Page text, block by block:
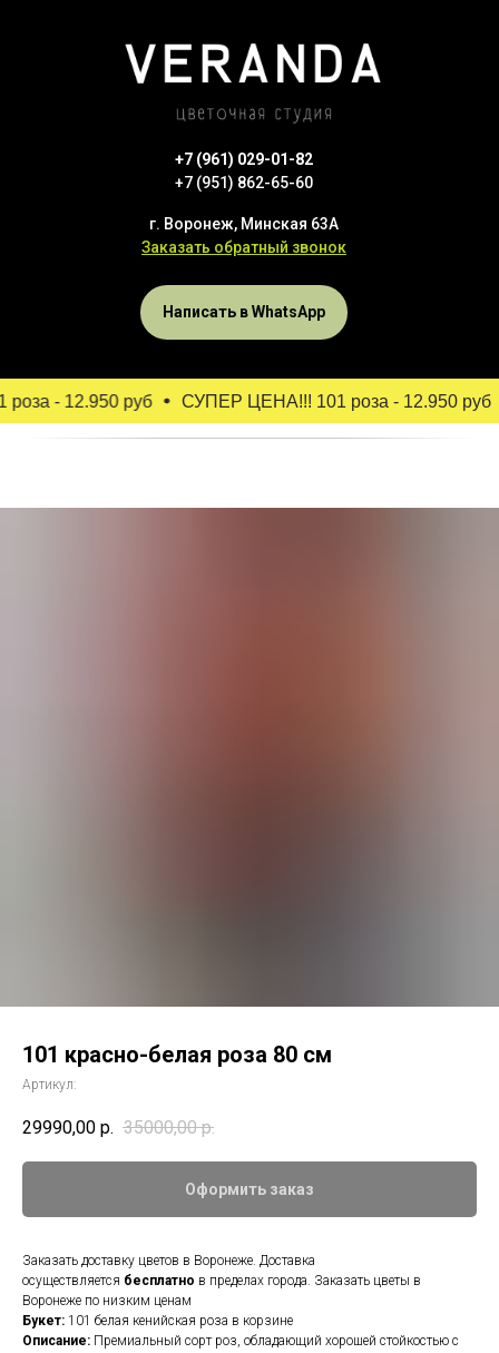
+7 (961) 029-01-82
+7 (951) 862-65-60
г. Воронеж, Минская 63А
Заказать обратный звонок
Написать в WhatsApp
- 12.950 руб СУПЕР ЦЕНА!!! 101 роза - 12.950 руб
101 красно-белая роза 80 см
Артикул:
29990,00 р. 35000,00 р.
Оформить заказ
Заказать доставку цветов в Воронеже. Доставка
осуществляется бесплатно в пределах города. Заказать цветы в
Воронеже по низким ценам
Букет: 101 белая кенийская роза в корзине
Описание: Премиальный сорт роз, обладающий хорошей стойкостью с